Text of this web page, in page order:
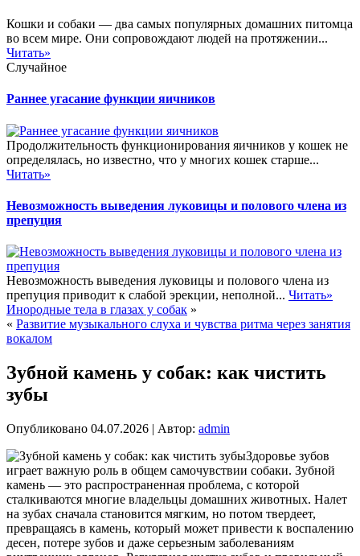
Кошки и собаки — два самых популярных домашних питомца
во всем мире. Они сопровождают людей на протяжении...
Читать»
Случайное
Раннее угасание функции яичников
Продолжительность функционирования яичников у кошек не
определялась, но известно, что у многих кошек старше...
Читать»
Невозможность выведения луковицы и полового члена из
препуция
Невозможность выведения луковицы и полового члена из
препуция приводит к слабой эрекции, неполной... Читать»
Инородные тела в глазах у собак »
« Развитие музыкального слуха и чувства ритма через занятия
вокалом
Зубной камень у собак: как чистить
зубы
Опубликовано 04.07.2026 | Автор: admin
Здоровье зубов
играет важную роль в общем самочувствии собаки. Зубной
камень — это распространенная проблема, с которой
сталкиваются многие владельцы домашних животных. Налет
на зубах сначала становится мягким, но потом твердеет,
превращаясь в камень, который может привести к воспалению
десен, потере зубов и даже серьезным заболеваниям